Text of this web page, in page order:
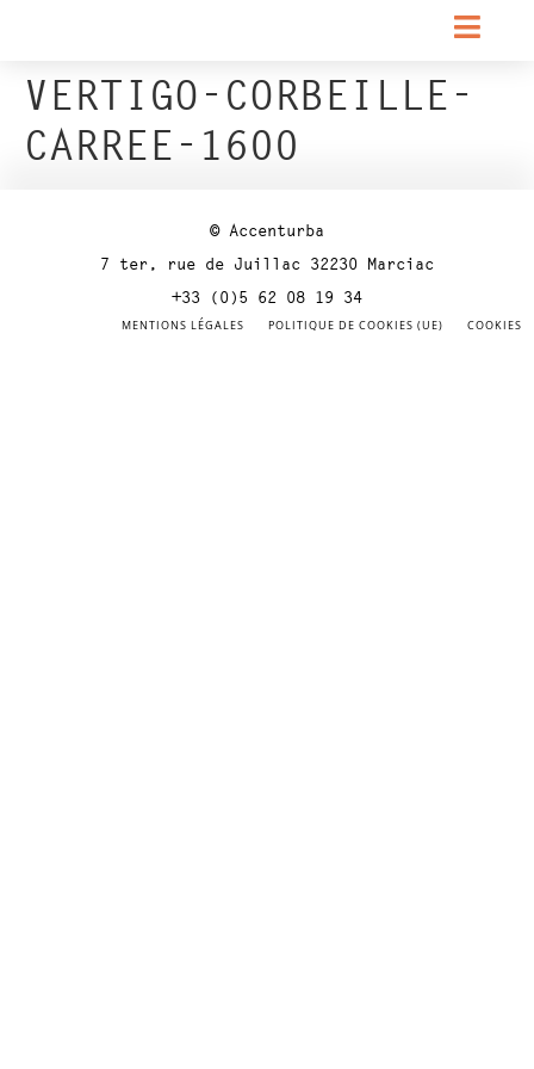
VERTIGO-CORBEILLE-
CARREE-1600
© Accenturba
7 ter, rue de Juillac 32230 Marciac
+33 (0)5 62 08 19 34
MENTIONS LÉGALES POLITIQUE DE COOKIES (UE) COOKIES